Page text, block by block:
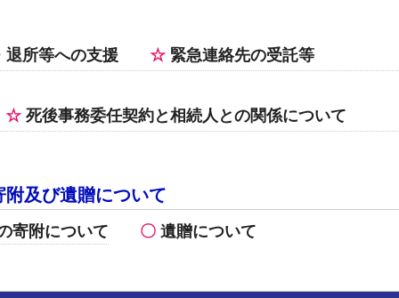
退所等への支援 緊急連絡先の受託等
死後事務委任契約と相続人との関係について
及び遺贈について
寄附について 遺贈について